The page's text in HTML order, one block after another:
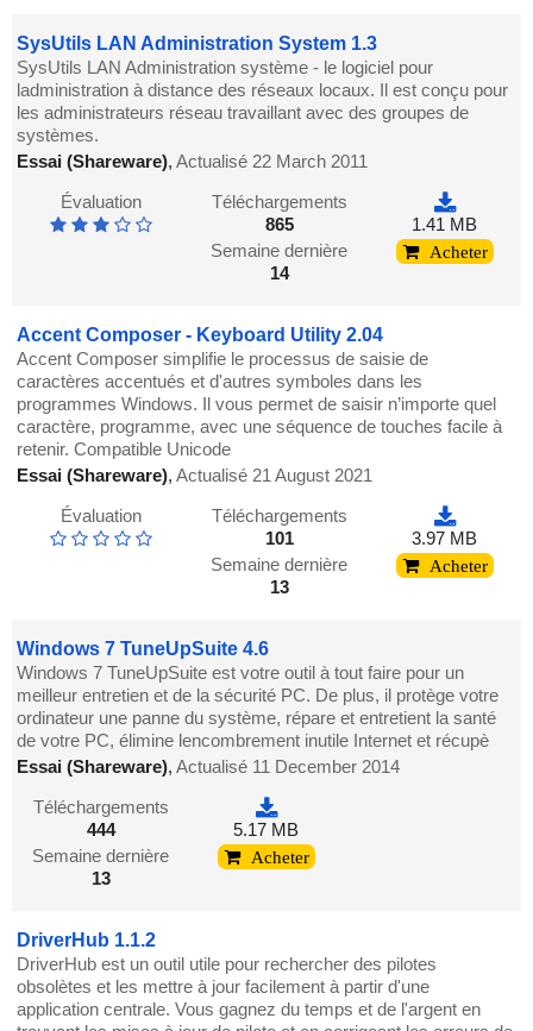
SysUtils LAN Administration System 1.3
SysUtils LAN Administration système - le logiciel pour
ladministration à distance des réseaux locaux. Il est conçu pour
les administrateurs réseau travaillant avec des groupes de
systèmes.
Essai (Shareware),Actualisé 22 March 2011
Évaluation
Téléchargements
865
Semaine dernière
14
1.41 MB
Acheter
Accent Composer - Keyboard Utility 2.04
Accent Composer simplifie le processus de saisie de
caractères accentués et d'autres symboles dans les
programmes Windows. Il vous permet de saisir n’importe quel
caractère, programme, avec une séquence de touches facile à
retenir. Compatible Unicode
Essai (Shareware),Actualisé 21 August 2021
Évaluation
Téléchargements
101
Semaine dernière
13
3.97 MB
Acheter
Windows 7 TuneUpSuite 4.6
Windows 7 TuneUpSuite est votre outil à tout faire pour un
meilleur entretien et de la sécurité PC. De plus, il protège votre
ordinateur une panne du système, répare et entretient la santé
de votre PC, élimine lencombrement inutile Internet et récupè
Essai (Shareware),Actualisé 11 December 2014
Téléchargements
444
Semaine dernière
13
5.17 MB
Acheter
DriverHub 1.1.2
DriverHub est un outil utile pour rechercher des pilotes
obsolètes et les mettre à jour facilement à partir d'une
application centrale. Vous gagnez du temps et de l'argent en